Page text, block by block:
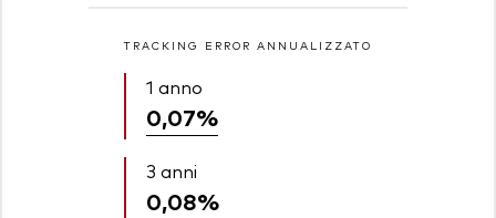
TRACKING ERROR ANNUALIZZATO
1 anno
0,07%
3 anni
0,08%